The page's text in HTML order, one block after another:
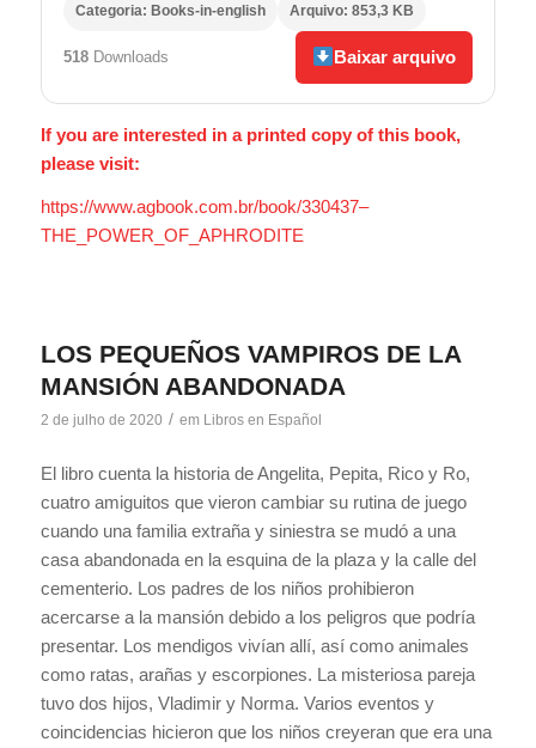
Categoria: Books-in-english Arquivo: 853,3 KB
518Downloads Baixar arquivo
If you are interested in a printed copy of this book,
please visit:
https://www.agbook.com.br/book/330437–
THE_POWER_OF_APHRODITE
LOS PEQUEÑOS VAMPIROS DE LA
MANSIÓN ABANDONADA
2 de julho de 2020 / em Libros en Español
El libro cuenta la historia de Angelita, Pepita, Rico y Ro,
cuatro amiguitos que vieron cambiar su rutina de juego
cuando una familia extraña y siniestra se mudó a una
casa abandonada en la esquina de la plaza y la calle del
cementerio. Los padres de los niños prohibieron
acercarse a la mansión debido a los peligros que podría
presentar. Los mendigos vivían allí, así como animales
como ratas, arañas y escorpiones. La misteriosa pareja
tuvo dos hijos, Vladimir y Norma. Varios eventos y
coincidencias hicieron que los niños creyeran que era una